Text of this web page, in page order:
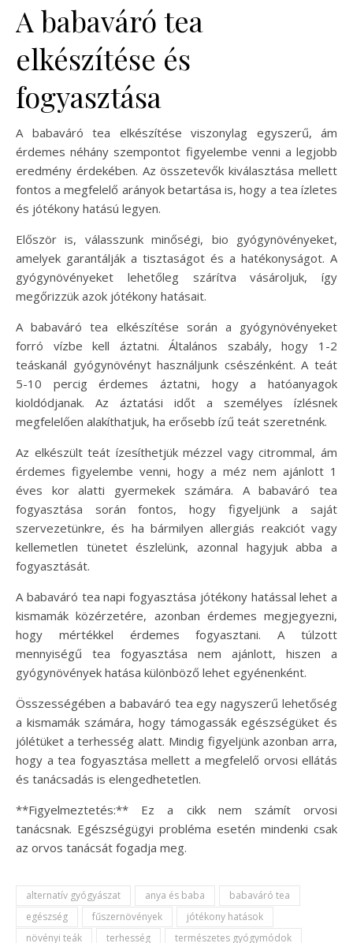
A babaváró tea
elkészítése és
fogyasztása
A babaváró tea elkészítése viszonylag egyszerű, ám
érdemes néhány szempontot figyelembe venni a legjobb
eredmény érdekében. Az összetevők kiválasztása mellett
fontos a megfelelő arányok betartása is, hogy a tea ízletes
és jótékony hatású legyen.
Először is, válasszunk minőségi, bio gyógynövényeket,
amelyek garantálják a tisztaságot és a hatékonyságot. A
gyógynövényeket lehetőleg szárítva vásároljuk, így
megőrizzük azok jótékony hatásait.
A babaváró tea elkészítése során a gyógynövényeket
forró vízbe kell áztatni. Általános szabály, hogy 1-2
teáskanál gyógynövényt használjunk csészénként. A teát
5-10 percig érdemes áztatni, hogy a hatóanyagok
kioldódjanak. Az áztatási időt a személyes ízlésnek
megfelelően alakíthatjuk, ha erősebb ízű teát szeretnénk.
Az elkészült teát ízesíthetjük mézzel vagy citrommal, ám
érdemes figyelembe venni, hogy a méz nem ajánlott 1
éves kor alatti gyermekek számára. A babaváró tea
fogyasztása során fontos, hogy figyeljünk a saját
szervezetünkre, és ha bármilyen allergiás reakciót vagy
kellemetlen tünetet észlelünk, azonnal hagyjuk abba a
fogyasztását.
A babaváró tea napi fogyasztása jótékony hatással lehet a
kismamák közérzetére, azonban érdemes megjegyezni,
hogy mértékkel érdemes fogyasztani. A túlzott
mennyiségű tea fogyasztása nem ajánlott, hiszen a
gyógynövények hatása különböző lehet egyénenként.
Összességében a babaváró tea egy nagyszerű lehetőség
a kismamák számára, hogy támogassák egészségüket és
jólétüket a terhesség alatt. Mindig figyeljünk azonban arra,
hogy a tea fogyasztása mellett a megfelelő orvosi ellátás
és tanácsadás is elengedhetetlen.
**Figyelmeztetés:** Ez a cikk nem számít orvosi
tanácsnak. Egészségügyi probléma esetén mindenki csak
az orvos tanácsát fogadja meg.
alternatív gyógyászat anya és baba
babaváró tea
egészség
fűszernövények
jótékony hatások
növényi teák
terhesség természetes gyógymódok